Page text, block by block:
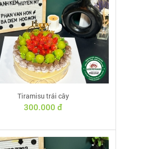
Tiramisu trái cây
300.000 đ